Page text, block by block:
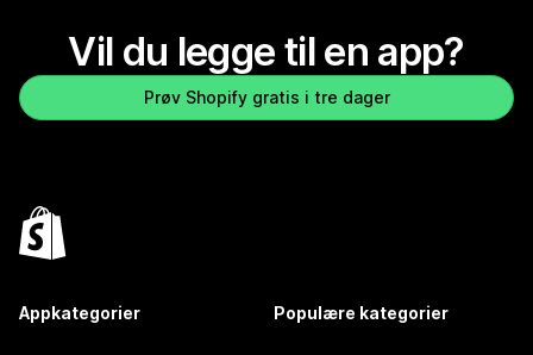
Vil du legge til en app?
Prøv Shopify gratis i tre dager
Appkategorier Populære kategorier